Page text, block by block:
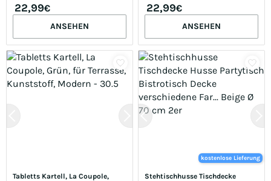
22,99€
ANSEHEN
22,99€
ANSEHEN
Tabletts Kartell, La Coupole,
kostenlose Lieferung
Stehtischhusse Tischdecke